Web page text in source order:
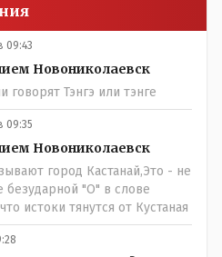
09:43
Новониколаевск
говорят Тэнгэ или тэнге
09:35
Новониколаевск
город Кастанай,Это - не
"О" в слове
истоки тянутся от Кустаная